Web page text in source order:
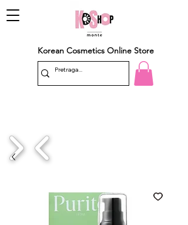
Korean Cosmetics Online Store